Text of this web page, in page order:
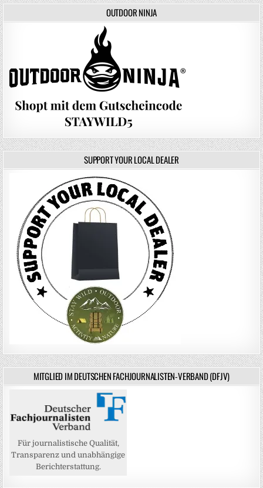
OUTDOOR NINJA
SUPPORT YOUR LOCAL DEALER
MITGLIED IM DEUTSCHEN FACHJOURNALISTEN-VERBAND (DFJV)
Für journalistische Qualität,
Transparenz und unabhängige
Berichterstattung.